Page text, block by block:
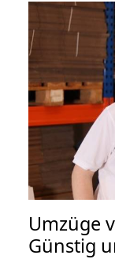
Umzüge
Günstig